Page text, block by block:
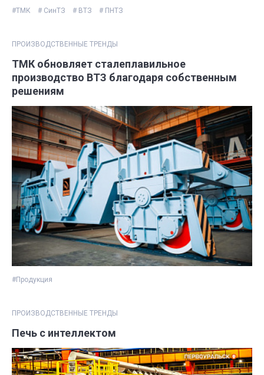
#ТМК # СинТЗ # ВТЗ # ПНТЗ
ПРОИЗВОДСТВЕННЫЕ ТРЕНДЫ
ТМК обновляет сталеплавильное
производство ВТЗ благодаря собственным
решениям
#Продукция
ПРОИЗВОДСТВЕННЫЕ ТРЕНДЫ
Печь с интеллектом